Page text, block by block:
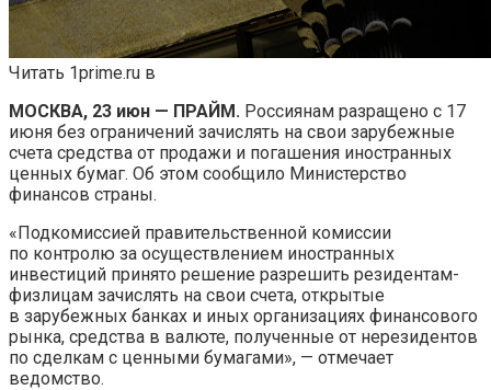
Читать 1prime.ru в
МОСКВА, 23 июн — ПРАЙМ. Россиянам разращено с 17
июня без ограничений зачислять на свои зарубежные
счета средства от продажи и погашения иностранных
ценных бумаг. Об этом сообщило Министерство
финансов страны.
«Подкомиссией правительственной комиссии
по контролю за осуществлением иностранных
инвестиций принято решение разрешить резидентам-
физлицам зачислять на свои счета, открытые
в зарубежных банках и иных организациях финансового
рынка, средства в валюте, полученные от нерезидентов
по сделкам с ценными бумагами», — отмечает
ведомство.